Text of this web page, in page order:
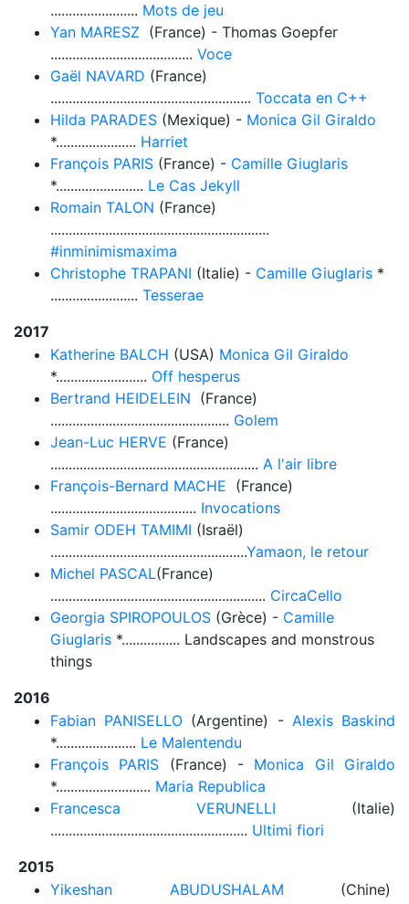
........................ Mots de jeu
Yan MARESZ (France) - Thomas Goepfer
....................................... Voce
Gaël NAVARD (France)
....................................................... Toccata en C++
Hilda PARADES (Mexique) - Monica Gil Giraldo
*...................... Harriet
François PARIS (France) - Camille Giuglaris
*........................ Le Cas Jekyll
Romain TALON (France)
............................................................
#inminimismaxima
Christophe TRAPANI (Italie) - Camille Giuglaris *
........................ Tesserae
2017
Katherine BALCH (USA) Monica Gil Giraldo
*......................... Off hesperus
Bertrand HEIDELEIN (France)
................................................. Golem
Jean-Luc HERVE (France)
......................................................... A l'air libre
François-Bernard MACHE (France)
........................................ Invocations
Samir ODEH TAMIMI (Israël)
......................................................Yamaon, le retour
Michel PASCAL(France)
........................................................... CircaCello
Georgia SPIROPOULOS (Grèce) - Camille
Giuglaris *................ Landscapes and monstrous
things
2016
Fabian PANISELLO (Argentine) - Alexis Baskind
*...................... Le Malentendu
François PARIS (France) - Monica Gil Giraldo
*.......................... Maria Republica
Francesca VERUNELLI (Italie)
...................................................... Ultimi fiori
2015
Yikeshan ABUDUSHALAM (Chine)